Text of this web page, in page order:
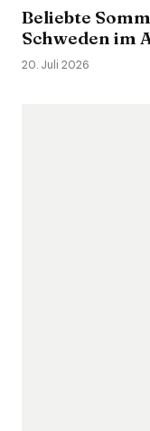
Beliebte
Schweden im
20. Juli 2026